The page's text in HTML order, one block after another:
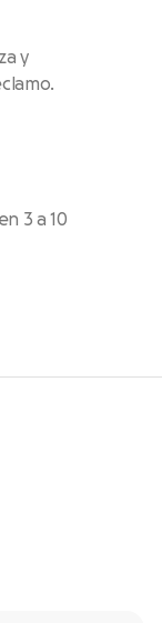
y
3 a 10